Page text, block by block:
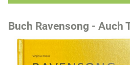
Buch Ravensong - Auch